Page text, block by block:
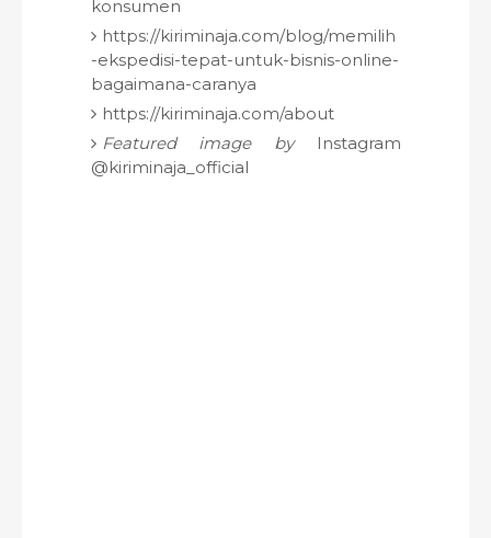
konsumen
https://kiriminaja.com/blog/memilih
-ekspedisi-tepat-untuk-bisnis-online-
bagaimana-caranya
https://kiriminaja.com/about
Featured image byInstagram
@kiriminaja_official